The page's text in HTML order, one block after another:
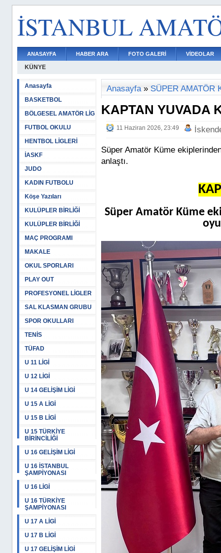
İSTANBUL
ANASAYFA HABER ARA FOTO GALERİ VİDEOLAR
KÜNYE
Anasayfa
BASKETBOL
BÖLGESEL AMATÖR LİG
FUTBOL OKULU
HENTBOL LİGLERİ
İASKF
JUDO
KADIN FUTBOLU
Köşe Yazıları
KULÜPLER BİRLİĞİ
KULÜPLER BİRLİĞİ
MAÇ PROGRAMI
MAKALE
OKUL SPORLARI
PLAY OUT
PROFESYONEL LİGLER
SAL KLASMAN GRUBU
SPOR OKULLARI
TENİS
TÜFAD
U 11 LİGİ
U 12 LİGİ
U 14 GELİŞİM LİGİ
U 15 A LİGİ
U 15 B LİGİ
U 15 TÜRKİYE
BİRİNCİLİĞİ
U 16 GELİŞİM LİGİ
U 16 İSTANBUL
ŞAMPİYONASI
U 16 LİGİ
U 16 TÜRKİYE
ŞAMPİYONASI
U 17 A LİGİ
U 17 B LİGİ
U 17 GELİŞİM LİGİ
Anasayfa» SÜPER AMATÖR
KAPTAN YUVADA
11 Haziran 2026, 23:49
Süper Amatör Küme
anlaştı.
Süper Amatör Küme